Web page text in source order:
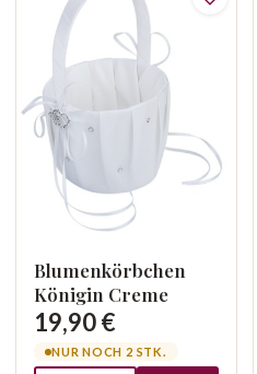
Blumenkörbchen
Königin Creme
19,90 €
NUR NOCH 2 STK.